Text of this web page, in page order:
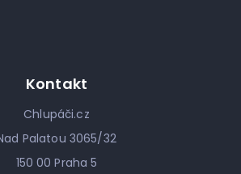
Kontakt
Chlupáči.cz
Palatou 3065/32
150 00 Praha 5